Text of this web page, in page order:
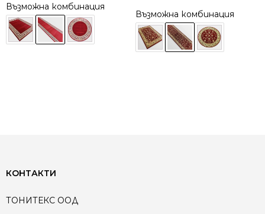
Възможна комбинация
Възможна комбинация
КОНТАКТИ
ТОНИТЕКС ООД